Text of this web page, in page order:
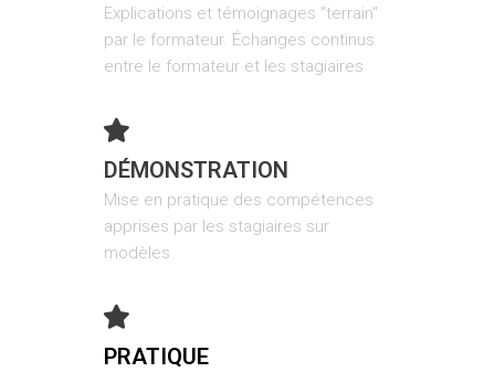
Explications et témoignages "terrain"
par le formateur. Échanges continus
entre le formateur et les stagiaires
DÉMONSTRATION
Mise en pratique des compétences
apprises par les stagiaires sur
modèles
PRATIQUE